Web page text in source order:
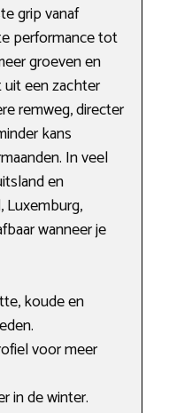
grip vanaf
performance tot
groeven en
een zachter
remweg, directer
kans
In veel
en
Luxemburg,
wanneer je
koude en
voor meer
in de winter.